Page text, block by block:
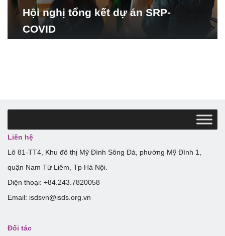
Hội nghị tổng kết dự án SRP-
COVID
Liên hệ
Lô 81-TT4, Khu đô thị Mỹ Đình Sông Đà, phường Mỹ Đình 1,
quận Nam Từ Liêm, Tp Hà Nội.
Điện thoại: +84.243.7820058
Email: isdsvn@isds.org.vn
Đối tác